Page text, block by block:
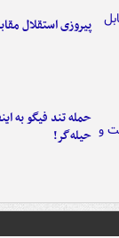
پیروزی استقلال
حمله تند فیگو به
حیله‌گر!